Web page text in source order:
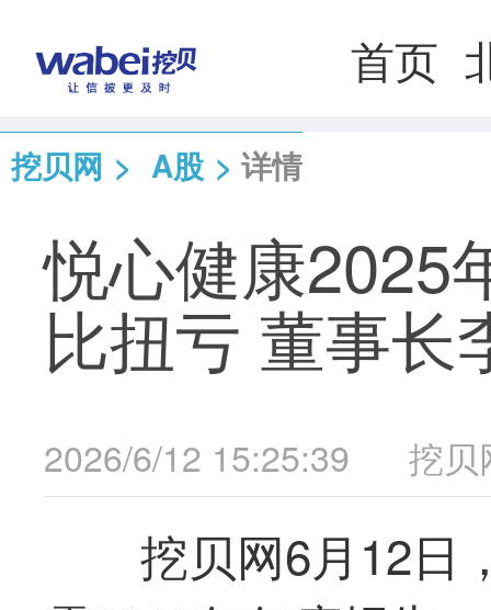
首页
挖贝网 > A股 > 详情
悦心健康2025
比扭亏 董事长
2026/6/12 15:25:39 挖贝
挖贝网6月12日